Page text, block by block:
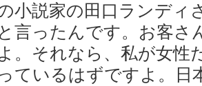
小説家の田口ランディ
と言ったんです。お客さ
。それなら、私が女性
ているはずですよ。日